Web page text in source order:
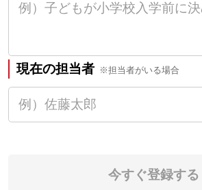
現在の担当者 ※担当者がいる場合
今すぐ登録する